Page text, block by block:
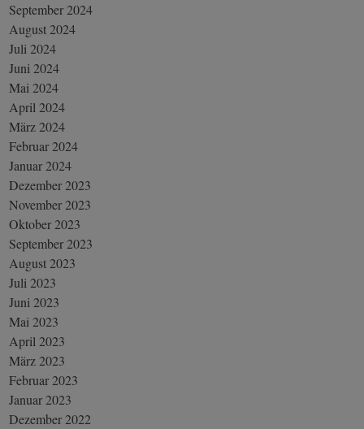
September 2024
August 2024
Juli 2024
Juni 2024
Mai 2024
April 2024
März 2024
Februar 2024
Januar 2024
Dezember 2023
November 2023
Oktober 2023
September 2023
August 2023
Juli 2023
Juni 2023
Mai 2023
April 2023
März 2023
Februar 2023
Januar 2023
Dezember 2022